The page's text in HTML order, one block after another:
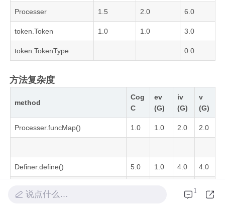
Processer 1.5 2.0 6.0
token.Token 1.0 1.0 3.0
token.TokenType 0.0
方法复杂度
method
Cog
C
ev
(G)
iv
(G)
v
(G)
Processer.funcMap() 1.0 1.0 2.0 2.0
Definer.define() 5.0 1.0 4.0 4.0
说点什么… 1